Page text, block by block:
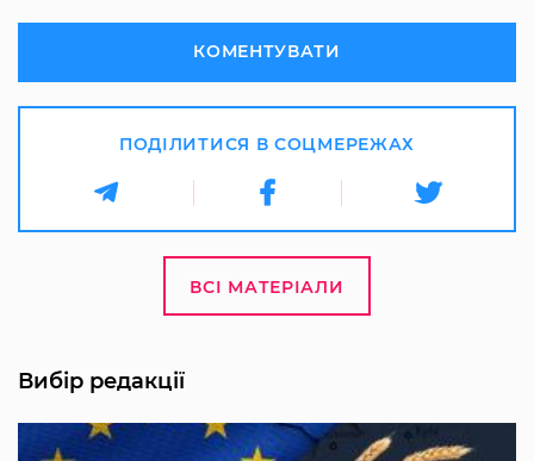
КОМЕНТУВАТИ
ПОДІЛИТИСЯ В СОЦМЕРЕЖАХ
ВСІ МАТЕРІАЛИ
Вибір редакції